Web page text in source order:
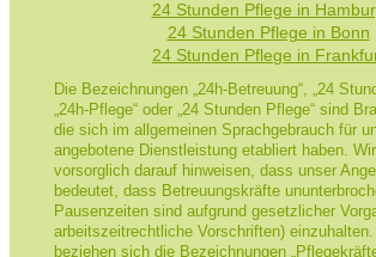
24 Stunden Pflege in
24 Stunden Pflege in Bonn
24 Stunden Pflege in
Die Bezeichnungen „24h-Betreuung“, „24
„24h-Pflege“ oder „24 Stunden Pflege“ sind
die sich im allgemeinen Sprachgebrauch für
angebotene Dienstleistung etabliert haben.
vorsorglich darauf hinweisen, dass unser
bedeutet, dass Betreuungskräfte
Pausenzeiten sind aufgrund gesetzlicher
arbeitszeitrechtliche Vorschriften)
beziehen sich die Bezeichnungen